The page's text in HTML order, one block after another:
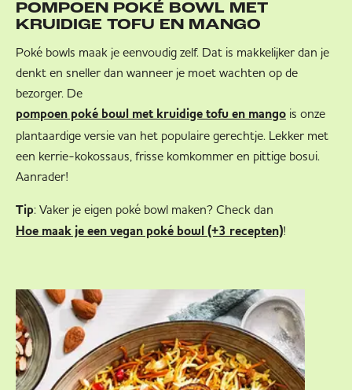
POMPOEN POKÉ BOWL MET
KRUIDIGE TOFU EN MANGO
Poké bowls maak je eenvoudig zelf. Dat is makkelijker dan je
denkt en sneller dan wanneer je moet wachten op de
bezorger. De
pompoen poké bowl met kruidige tofu en mango is onze
plantaardige versie van het populaire gerechtje. Lekker met
een kerrie-kokossaus, frisse komkommer en pittige bosui.
Aanrader!
Tip: Vaker je eigen poké bowl maken? Check dan
Hoe maak je een vegan poké bowl (+3 recepten)!